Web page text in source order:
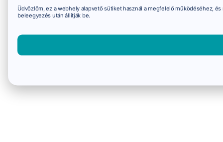
Üdvözlöm, ez a webhely alapvető sütiket használ a megfelelő működéséhez,
beleegyezés után állítják be.